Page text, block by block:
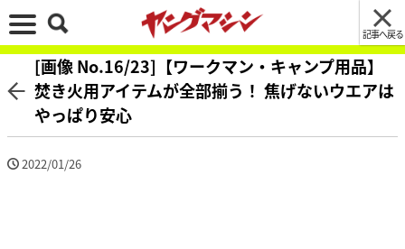
記事へ戻る
[画像 No.16/23]【ワークマン・キャンプ用品】
焚き火用アイテムが全部揃う！ 焦げないウエアは
やっぱり安心
2022/01/26